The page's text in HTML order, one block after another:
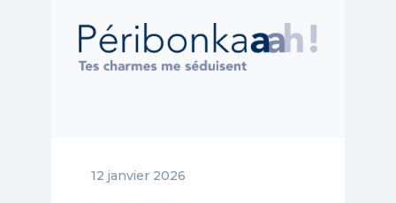
12 janvier 2026